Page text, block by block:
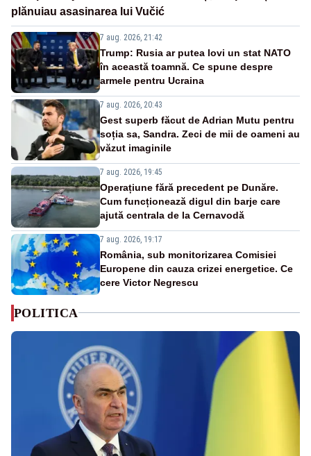
plănuiau asasinarea lui Vučić
7 aug. 2026, 21:42
Trump: Rusia ar putea lovi un stat NATO
în această toamnă. Ce spune despre
armele pentru Ucraina
7 aug. 2026, 20:43
Gest superb făcut de Adrian Mutu pentru
soția sa, Sandra. Zeci de mii de oameni au
văzut imaginile
7 aug. 2026, 19:45
Operațiune fără precedent pe Dunăre.
Cum funcționează digul din barje care
ajută centrala de la Cernavodă
7 aug. 2026, 19:17
România, sub monitorizarea Comisiei
Europene din cauza crizei energetice. Ce
cere Victor Negrescu
POLITICA